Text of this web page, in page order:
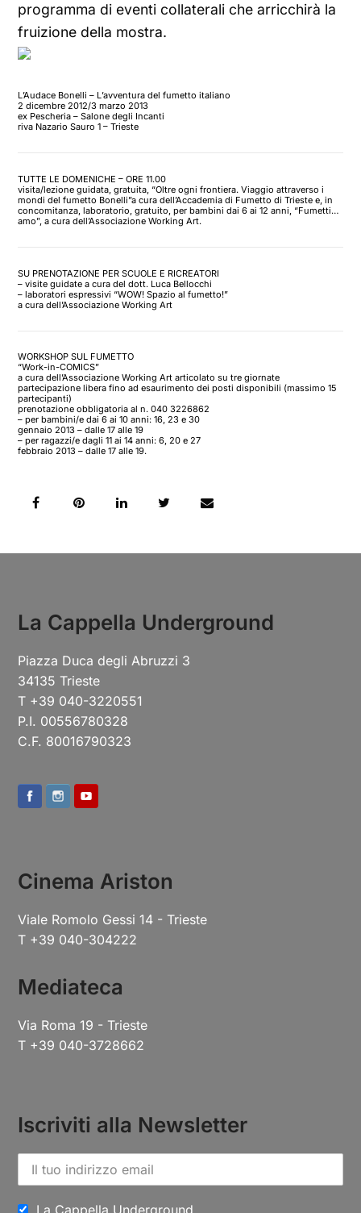
programma di eventi collaterali che arricchirà la
fruizione della mostra.
L’Audace Bonelli – L’avventura del fumetto italiano
2 dicembre 2012/3 marzo 2013
ex Pescheria – Salone degli Incanti
riva Nazario Sauro 1 – Trieste
TUTTE LE DOMENICHE – ORE 11.00
visita/lezione guidata, gratuita, “Oltre ogni frontiera. Viaggio attraverso i
mondi del fumetto Bonelli”a cura dell’Accademia di Fumetto di Trieste e, in
concomitanza, laboratorio, gratuito, per bambini dai 6 ai 12 anni, “Fumetti…
amo”, a cura dell’Associazione Working Art.
SU PRENOTAZIONE PER SCUOLE E RICREATORI
– visite guidate a cura del dott. Luca Bellocchi
– laboratori espressivi “WOW! Spazio al fumetto!”
a cura dell’Associazione Working Art
WORKSHOP SUL FUMETTO
“Work-in-COMICS”
a cura dell’Associazione Working Art articolato su tre giornate
partecipazione libera fino ad esaurimento dei posti disponibili (massimo 15
partecipanti)
prenotazione obbligatoria al n. 040 3226862
– per bambini/e dai 6 ai 10 anni: 16, 23 e 30
gennaio 2013 – dalle 17 alle 19
– per ragazzi/e dagli 11 ai 14 anni: 6, 20 e 27
febbraio 2013 – dalle 17 alle 19.
La Cappella Underground
Piazza Duca degli Abruzzi 3
34135 Trieste
T +39 040-3220551
P.I. 00556780328
C.F. 80016790323
Cinema Ariston
Viale Romolo Gessi 14 - Trieste
T +39 040-304222
Mediateca
Via Roma 19 - Trieste
T +39 040-3728662
Iscriviti alla Newsletter